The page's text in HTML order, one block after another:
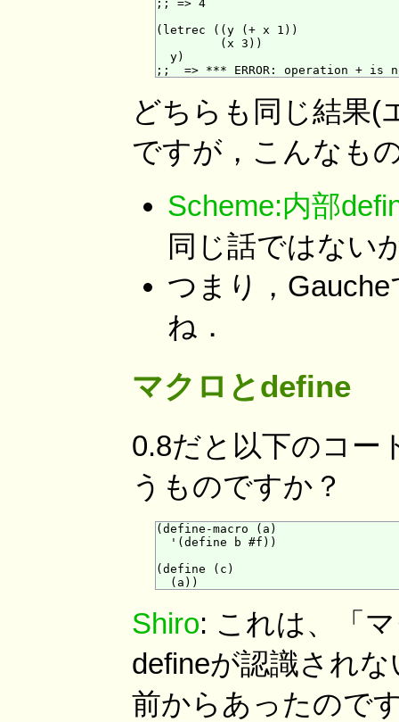
;; => 4
(letrec ((y (+ x 1))
         (x 3))
  y)
どちらも同じ結果(
ですが，こんなも
Scheme:内部
同じ話ではない
つまり，
ね．
マクロとdefine
0.8だと以下のコー
うものですか？
(define-macro (a)
  '(define b #f))
(define (c)
Shiro: これは、「
defineが認識され
前からあったので